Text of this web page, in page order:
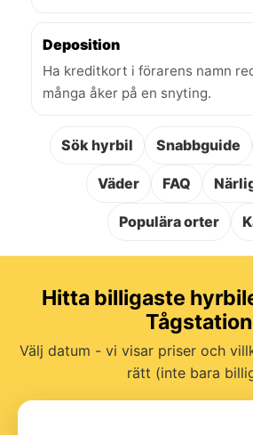
Deposition
Ha kreditkort i förarens namn
många åker på en snyting.
Sök hyrbil Snabbguide
Väder FAQ
Populära orter
Hitta billigaste
Tågstation
Välj datum - vi visar priser och
rätt (inte bara